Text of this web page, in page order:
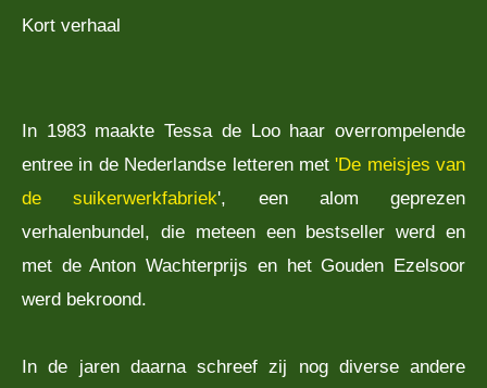
Kort verhaal
In 1983 maakte Tessa de Loo haar overrompelende
entree in de Nederlandse letteren met'De meisjes van
de suikerwerkfabriek', een alom geprezen
verhalenbundel, die meteen een bestseller werd en
met de Anton Wachterprijs en het Gouden Ezelsoor
werd bekroond.
In de jaren daarna schreef zij nog diverse andere